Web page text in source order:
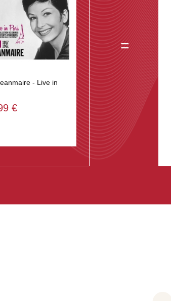
- Live in
€
=